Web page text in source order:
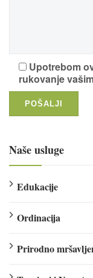
Upotrebom
rukovanje
Naše usluge
Edukacije
Ordinacija
Prirodno